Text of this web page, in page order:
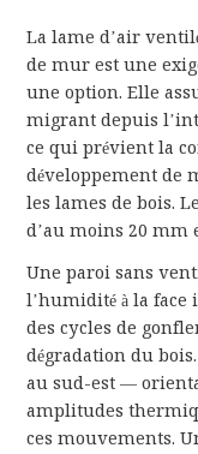
La lame d’air
de mur est une
une option. Elle
migrant depuis
ce qui prévient la
développement de
les lames de bois.
d’au moins 20 mm
Une paroi sans
l’humidité à la
des cycles de
dégradation du
au sud-est —
amplitudes
ces mouvements.